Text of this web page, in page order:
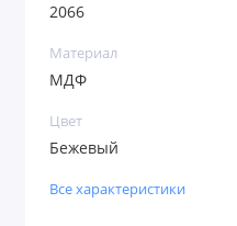
2066
Материал
МДФ
Цвет
Бежевый
Все характеристики